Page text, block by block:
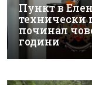
Пункт в
технически
починал
години